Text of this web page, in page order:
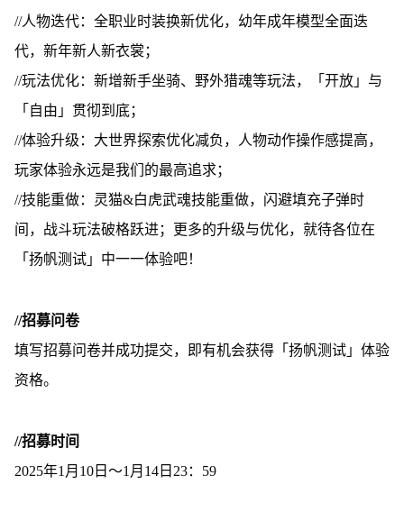
//人物迭代：全职业时装换新优化，幼年成年模型全面迭
代，新年新人新衣裳；
//玩法优化：新增新手坐骑、野外猎魂等玩法，「开放」与
「自由」贯彻到底；
//体验升级：大世界探索优化减负，人物动作操作感提高，
玩家体验永远是我们的最高追求；
//技能重做：灵猫&白虎武魂技能重做，闪避填充子弹时
间，战斗玩法破格跃进；更多的升级与优化，就待各位在
「扬帆测试」中一一体验吧！
//招募问卷
填写招募问卷并成功提交，即有机会获得「扬帆测试」体验
资格。
//招募时间
2025年1月10日～1月14日23：59